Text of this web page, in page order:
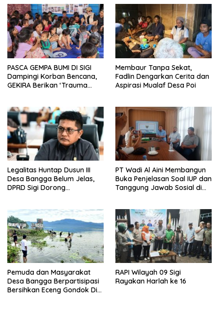
PASCA GEMPA BUMI DI SIGI
Dampingi Korban Bencana,
GEKIRA Berikan ‘Trauma
Membaur Tanpa Sekat,
Fadlin Dengarkan Cerita dan
Aspirasi Mualaf Desa Poi
Legalitas Huntap Dusun III
Desa Bangga Belum Jelas,
DPRD Sigi Dorong
PT Wadi Al Aini Membangun
Buka Penjelasan Soal IUP dan
Tanggung Jawab Sosial di
Pemuda dan Masyarakat
Desa Bangga Berpartisipasi
Bersihkan Eceng Gondok Di
RAPI Wilayah 09 Sigi
Rayakan Harlah ke 16